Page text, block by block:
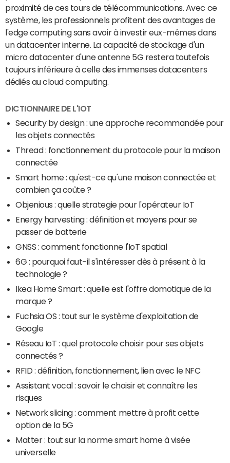
proximité de ces tours de télécommunications. Avec ce
système, les professionnels profitent des avantages de
l'edge computing sans avoir à investir eux-mêmes dans
un datacenter interne. La capacité de stockage d'un
micro datacenter d'une antenne 5G restera toutefois
toujours inférieure à celle des immenses datacenters
dédiés au cloud computing.
DICTIONNAIRE DE L'IOT
Security by design : une approche recommandée pour
les objets connectés
Thread : fonctionnement du protocole pour la maison
connectée
Smart home : qu'est-ce qu'une maison connectée et
combien ça coûte ?
Objenious : quelle strategie pour l'opérateur IoT
Energy harvesting : définition et moyens pour se
passer de batterie
GNSS : comment fonctionne l'IoT spatial
6G : pourquoi faut-il s'intéresser dès à présent à la
technologie ?
Ikea Home Smart : quelle est l'offre domotique de la
marque ?
Fuchsia OS : tout sur le système d'exploitation de
Google
Réseau IoT : quel protocole choisir pour ses objets
connectés ?
RFID : définition, fonctionnement, lien avec le NFC
Assistant vocal : savoir le choisir et connaître les
risques
Network slicing : comment mettre à profit cette
option de la 5G
Matter : tout sur la norme smart home à visée
universelle